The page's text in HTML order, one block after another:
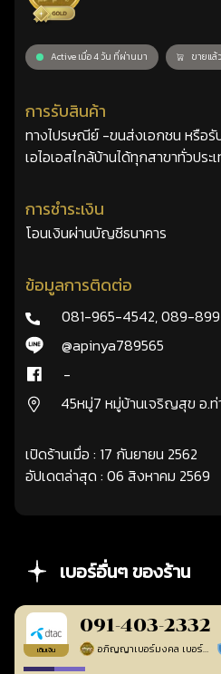
Active เมื่อ 4 วัน ที่ผ่านมา ขายแล้
การรับสินค้า
ทางไปรษณีย์ -ขนส่งเอกชน หรือรั
เอไอเอสไกล้บ้านได้ทุกสาขาทั่วประ
การชำระเงิน
โอนเงินผ่านบัญชีธนาคาร
ข้อมูลการติดต่อ
081-965-4542,089-
@apinya789565
-
45หมู่7 หมู่บ้านเจริญสุข อ.
เปิดร้านเมื่อ : 17 กันยายน 2562
อัปเดตล่าสุด : 06 สิงหาคม 2569
เบอร์อื่นๆ ของร้าน
เติมเงิน
091-403-2332
อภิญญาเบอร์มงคล เบอร์สวยเลขศาสตร์